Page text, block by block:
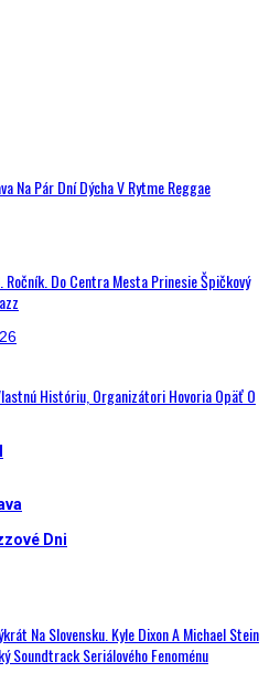
Na Pár Dní Dýcha V Rytme Reggae
Ročník. Do Centra Mesta Prinesie Špičkový
Históriu, Organizátori Hovoria Opäť O
Dni
Na Slovensku. Kyle Dixon A Michael Stein
Soundtrack Seriálového Fenoménu